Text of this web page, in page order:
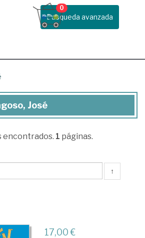
Busqueda avanzada
0
José
encontrados. 1 páginas.
↑
17,00 €